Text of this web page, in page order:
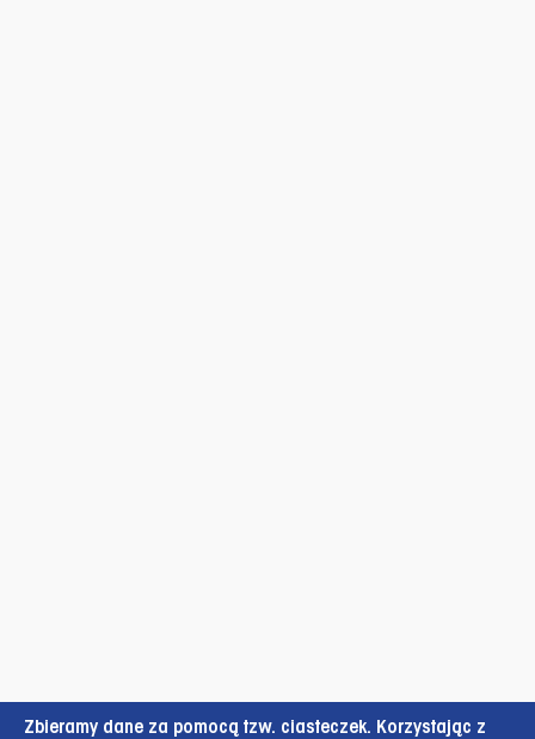
Zbieramy dane za pomocą tzw. ciasteczek. Korzystając z